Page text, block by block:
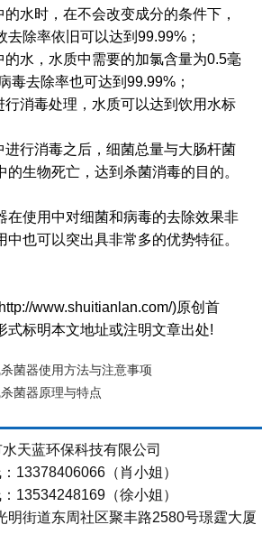
水时，在不会改变成分的条件下，
去除率依旧可以达到99.99%；
水，水质中需要的加氯含量为0.5毫
毒去除率也可达到99.99%；
行消毒处理，水质可以达到饮用水标
进行消毒之后，细菌总量与大肠杆菌
的生物死亡，达到杀菌消毒的目的。
在使用中对细菌和病毒的去除效果非
也可以突出具非常多的优势特征。
www.shuitianlan.com/)原创首
式标明本文地址或注明文章出处!
菌器使用方法与注意事项
菌器原理与特点
天蓝环保科技有限公司
13378406066（肖小姐）
13534248169（徐小姐）
明街道东周社区聚丰路2580号璟霆大厦